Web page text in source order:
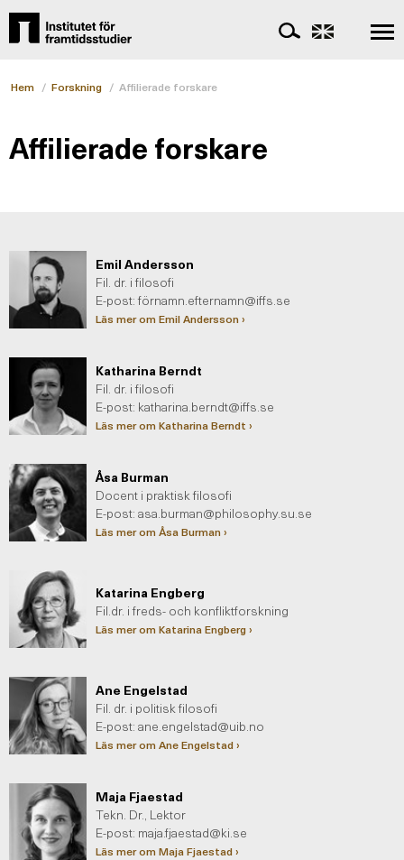
Hem / Forskning / Affilierade forskare
Affilierade forskare
Emil Andersson
Fil. dr. i filosofi
E-post: förnamn.efternamn@iffs.se
Läs mer om Emil Andersson ›
Katharina Berndt
Fil. dr. i filosofi
E-post: katharina.berndt@iffs.se
Läs mer om Katharina Berndt ›
Åsa Burman
Docent i praktisk filosofi
E-post:asa.burman@philosophy.su.se
Läs mer om Åsa Burman ›
Katarina Engberg
Fil.dr. i freds- och konfliktforskning
Läs mer om Katarina Engberg ›
Ane Engelstad
Fil. dr. i politisk filosofi
E-post:ane.engelstad@uib.no
Läs mer om Ane Engelstad ›
Maja Fjaestad
Tekn. Dr., Lektor
E-post: maja.fjaestad@ki.se
Läs mer om Maja Fjaestad ›